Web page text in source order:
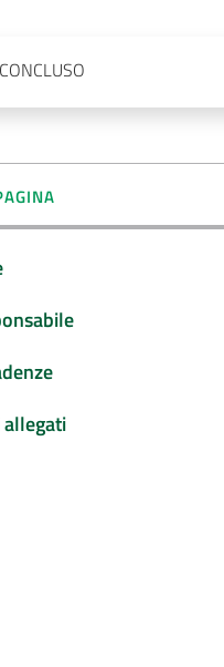
CONCLUSO